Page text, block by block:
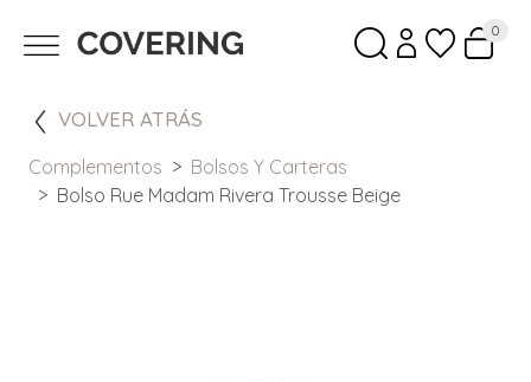
0
VOLVER ATRÁS
Complementos
Bolsos Y Carteras
Bolso Rue Madam Rivera Trousse Beige